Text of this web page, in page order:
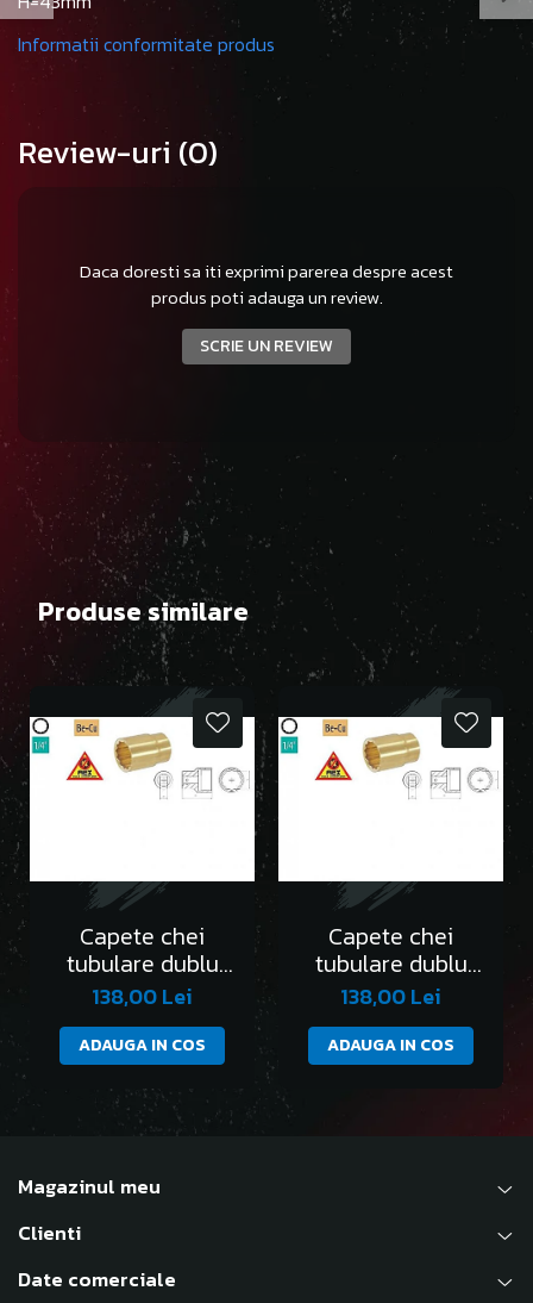
Informatii conformitate produs
Review-uri (0)
Daca doresti sa iti exprimi parerea despre acest
produs poti adauga un review.
SCRIE UN REVIEW
Produse similare
Capete chei
tubulare dublu
hexagon 1/4” DH -
AEX-4mm
138,00 Lei
ADAUGA IN COS
Capete chei
tubulare dublu
hexagon 1/4” DH -
AEX-4.5mm
138,00 Lei
ADAUGA IN COS
Magazinul meu
Clienti
Date comerciale